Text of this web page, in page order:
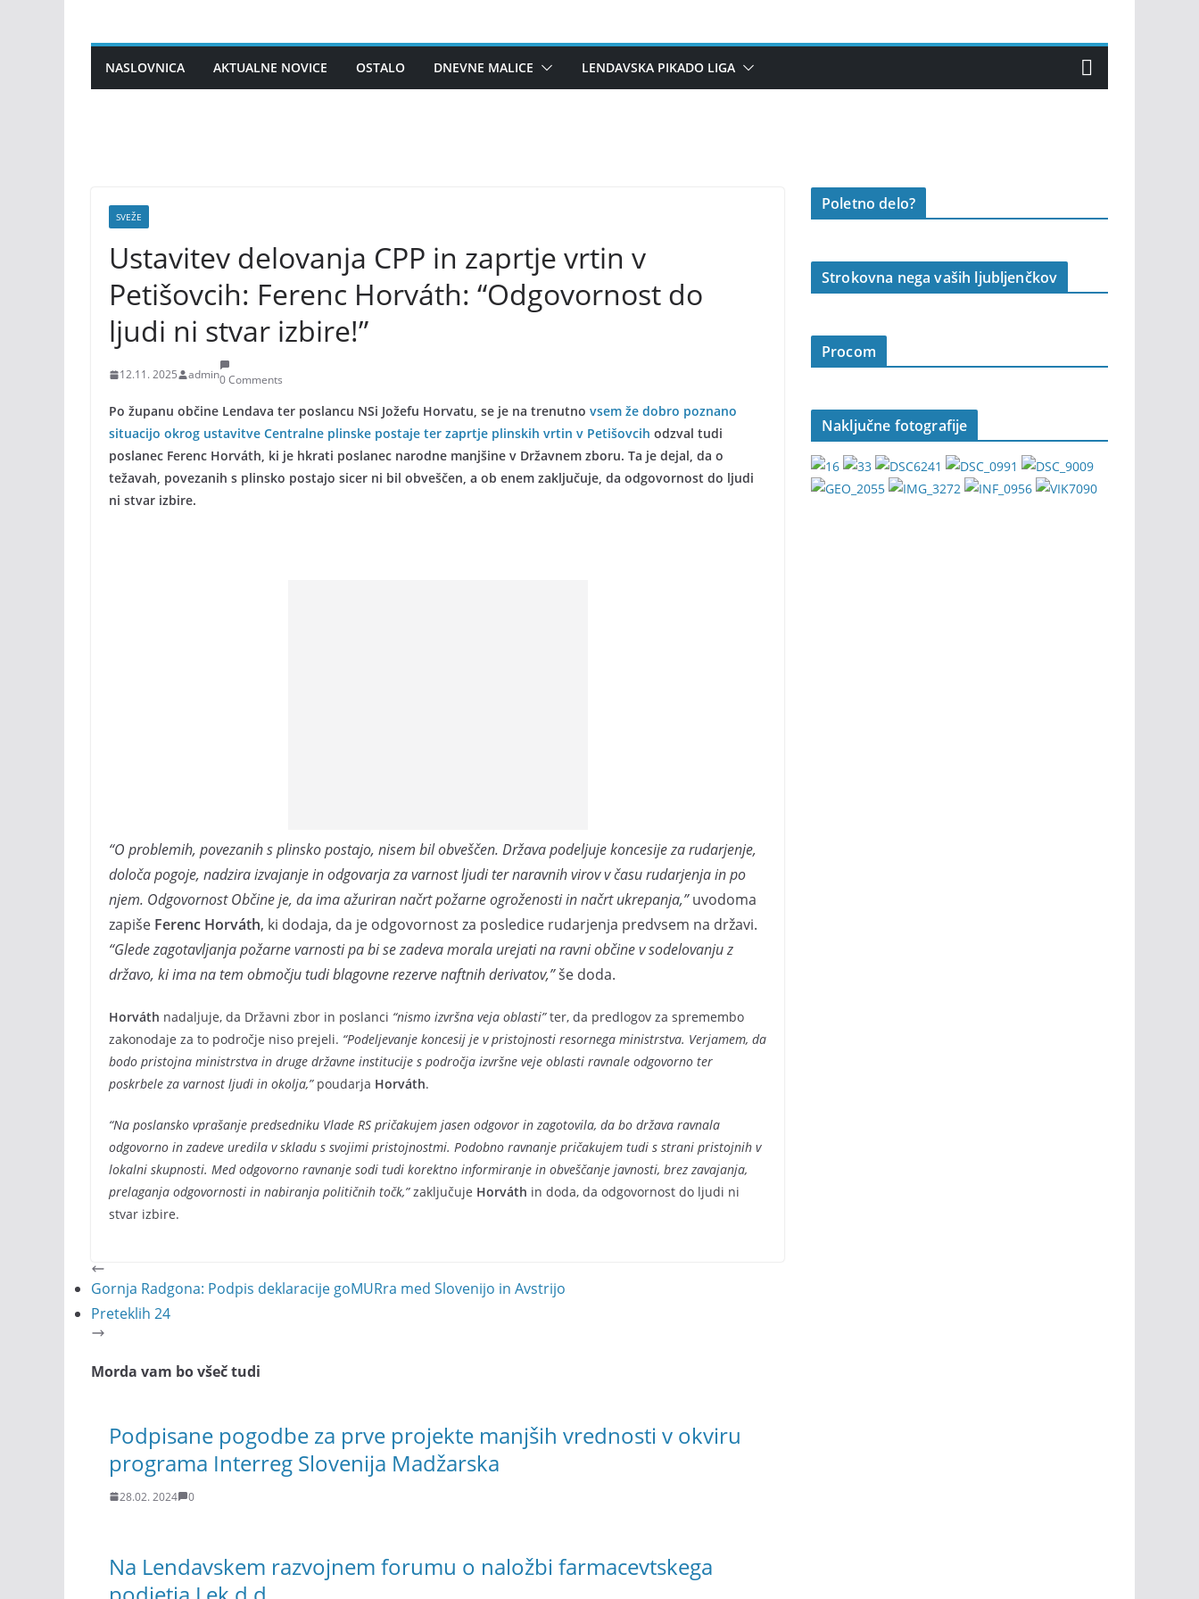
contentNASLOVNICA AKTUALNE NOVICE OSTALO DNEVNE MALICE LENDAVSKA PIKADO LIGA
SVEŽE
Ustavitev delovanja CPP in zaprtje vrtin v
Petišovcih: Ferenc Horváth: “Odgovornost do
ljudi ni stvar izbire!”
12.11. 2025 admin0 Comments
Po županu občine Lendava ter poslancu NSi Jožefu Horvatu, se je na trenutno vsem že dobro poznano
situacijo okrog ustavitve Centralne plinske postaje ter zaprtje plinskih vrtin v Petišovcih odzval tudi
poslanec Ferenc Horváth, ki je hkrati poslanec narodne manjšine v Državnem zboru. Ta je dejal, da o
težavah, povezanih s plinsko postajo sicer ni bil obveščen, a ob enem zaključuje, da odgovornost do ljudi
ni stvar izbire.
“O problemih, povezanih s plinsko postajo, nisem bil obveščen. Država podeljuje koncesije za rudarjenje,
določa pogoje, nadzira izvajanje in odgovarja za varnost ljudi ter naravnih virov v času rudarjenja in po
njem. Odgovornost Občine je, da ima ažuriran načrt požarne ogroženosti in načrt ukrepanja,”uvodoma
zapiše Ferenc Horváth, ki dodaja, da je odgovornost za posledice rudarjenja predvsem na državi.
“Glede zagotavljanja požarne varnosti pa bi se zadeva morala urejati na ravni občine v sodelovanju z
državo, ki ima na tem območju tudi blagovne rezerve naftnih derivatov,”še doda.
Horváth nadaljuje, da Državni zbor in poslanci “nismo izvršna veja oblasti”ter, da predlogov za spremembo
zakonodaje za to področje niso prejeli. “Podeljevanje koncesij je v pristojnosti resornega ministrstva. Verjamem, da
bodo pristojna ministrstva in druge državne institucije s področja izvršne veje oblasti ravnale odgovorno ter
poskrbele za varnost ljudi in okolja,”poudarja Horváth.
“Na poslansko vprašanje predsedniku Vlade RS pričakujem jasen odgovor in zagotovila, da bo država ravnala
odgovorno in zadeve uredila v skladu s svojimi pristojnostmi. Podobno ravnanje pričakujem tudi s strani pristojnih v
lokalni skupnosti. Med odgovorno ravnanje sodi tudi korektno informiranje in obveščanje javnosti, brez zavajanja,
prelaganja odgovornosti in nabiranja političnih točk,”zaključuje Horváth in doda, da odgovornost do ljudi ni
stvar izbire.
Gornja Radgona: Podpis deklaracije goMURra med Slovenijo in Avstrijo
Preteklih 24
Morda vam bo všeč tudi
Podpisane pogodbe za prve projekte manjših vrednosti v okviru
programa Interreg Slovenija Madžarska
28.02. 2024 0
Na Lendavskem razvojnem forumu o naložbi farmacevtskega
Poletno delo?
Strokovna nega vaših ljubljenčkov
Procom
Naključne fotografije